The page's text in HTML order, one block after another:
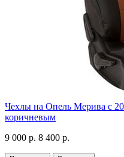
Чехлы на Опель Мерива с
коричневым
9 000 р. 8 400 р.